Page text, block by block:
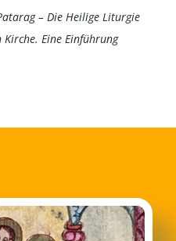
– Die Heilige Liturgie
Eine Einführung